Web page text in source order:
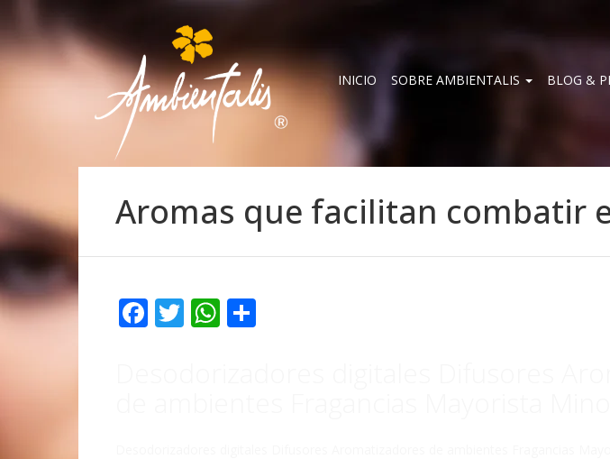
INICIO SOBRE AMBIENTALIS BLOG &
Aromas que facilitan combatir
Facebook
TwitterWhatsApp